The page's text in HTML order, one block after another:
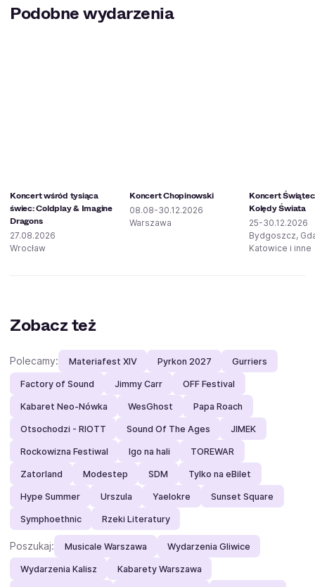
Podobne wydarzenia
Koncert wśród tysiąca
świec: Coldplay & Imagine
Dragons
27.08.2026
Wrocław
Koncert Chopinowski
08.08-30.12.2026
Warszawa
Koncert
Kolędy Świata
25-30.12.2026
Bydgoszcz,
Katowice i inne
Zobacz też
Polecamy: Materiafest XIV Pyrkon 2027 Gurriers
Factory of Sound Jimmy Carr OFF Festival
Kabaret Neo-Nówka WesGhost Papa Roach
Otsochodzi - RIOTT Sound Of The Ages JIMEK
Rockowizna Festiwal Igo na hali TOREWAR
Zatorland Modestep SDM Tylko na eBilet
Hype Summer Urszula Yaelokre Sunset Square
Symphoethnic Rzeki Literatury
Poszukaj: Musicale Warszawa Wydarzenia Gliwice
Wydarzenia Kalisz Kabarety Warszawa